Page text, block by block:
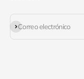
Correo electrónico
Suscribirse